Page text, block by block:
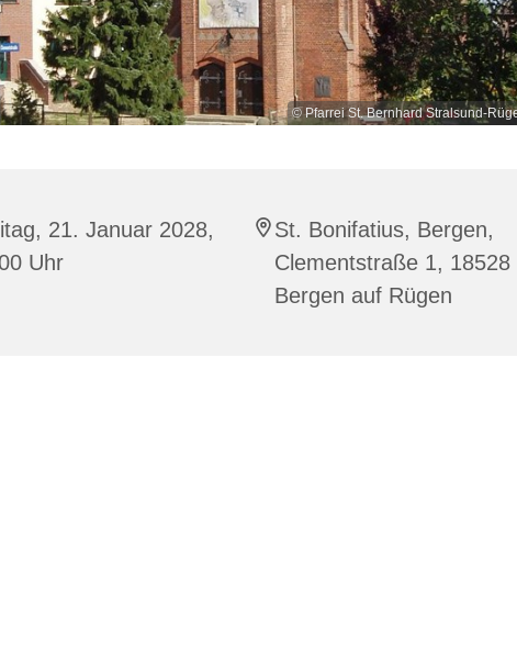
© Pfarrei St. Bernhard Stralsund-
21. Januar 2028,
Uhr
St. Bonifatius, Bergen,
Clementstraße 1, 18528
Bergen auf Rügen